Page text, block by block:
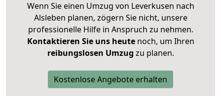
Wenn Sie einen Umzug von Leverkusen nach
Alsleben planen, zögern Sie nicht, unsere
professionelle Hilfe in Anspruch zu nehmen.
Kontaktieren Sie uns heutenoch, um Ihren
reibungslosen Umzug zu planen.
Kostenlose Angebote erhalten